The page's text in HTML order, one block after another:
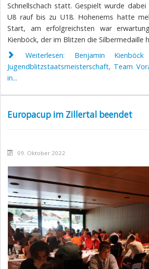
Schnellschach statt. Gespielt wurde
U8 rauf bis zu U18. Hohenems hatte
Start, am erfolgreichsten war
Kienböck, der im Blitzen die Silbermedaille
Weiterlesen: Benjamin
Jugendblitzstaatsmeisterschaft, Team
in...
Europacup im Zillertal beendet
09. Oktober 2022